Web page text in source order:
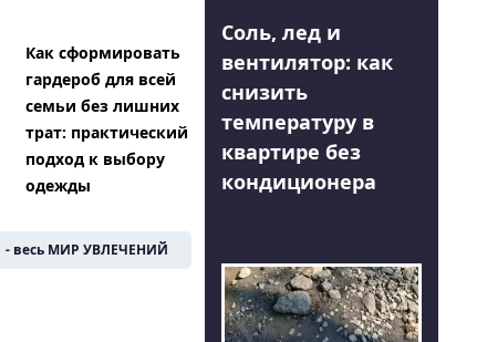
Как сформировать
гардероб для всей
семьи без лишних
трат: практический
подход к выбору
одежды
- весь МИР УВЛЕЧЕНИЙ
Соль, лед и
вентилятор: как
снизить
температуру в
квартире без
кондиционера